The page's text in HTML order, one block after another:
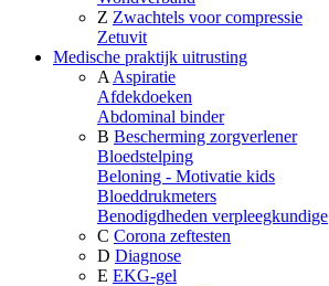
Z Zwachtels voor compressie
Zetuvit
Medische praktijk uitrusting
A Aspiratie
Afdekdoeken
Abdominal binder
B Bescherming zorgverlener
Bloedstelping
Beloning - Motivatie kids
Bloeddrukmeters
Benodigdheden verpleegkundige
C Corona zeftesten
D Diagnose
E EKG-gel